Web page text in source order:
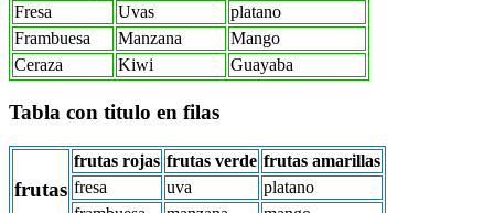
Fresa
Uvas
platano
Frambuesa
Manzana
Mango
Ceraza
Kiwi Guayaba
Tabla con titulo en filas
frutas
frutas rojas frutas verde frutas amarillas
fresa
uva
platano